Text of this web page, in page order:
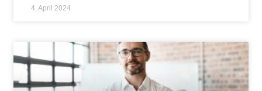
4. April 2024